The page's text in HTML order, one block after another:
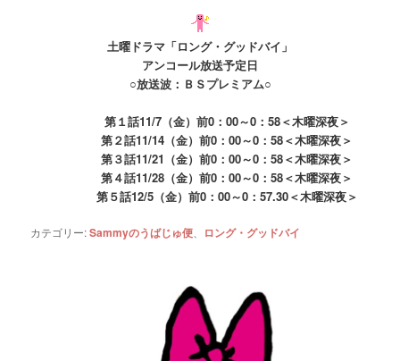
土曜ドラマ「ロング・グッドバイ」
アンコール放送予定日
○放送波：ＢＳプレミアム○
第１話11/7（金）前0：00～0：58＜木曜深夜＞
第２話11/14（金）前0：00～0：58＜木曜深夜＞
第３話11/21（金）前0：00～0：58＜木曜深夜＞
第４話11/28（金）前0：00～0：58＜木曜深夜＞
第５話12/5（金）前0：00～0：57.30＜木曜深夜＞
カテゴリー:Sammyのうばじゅ便 ロング・グッドバイ